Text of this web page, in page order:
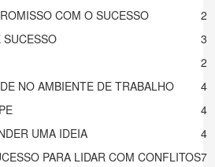
COM O SUCESSO
2
SUCESSO
3
2
NO AMBIENTE DE TRABALHO
4
4
UMA IDEIA
4
PARA LIDAR COM CONFLITOS7